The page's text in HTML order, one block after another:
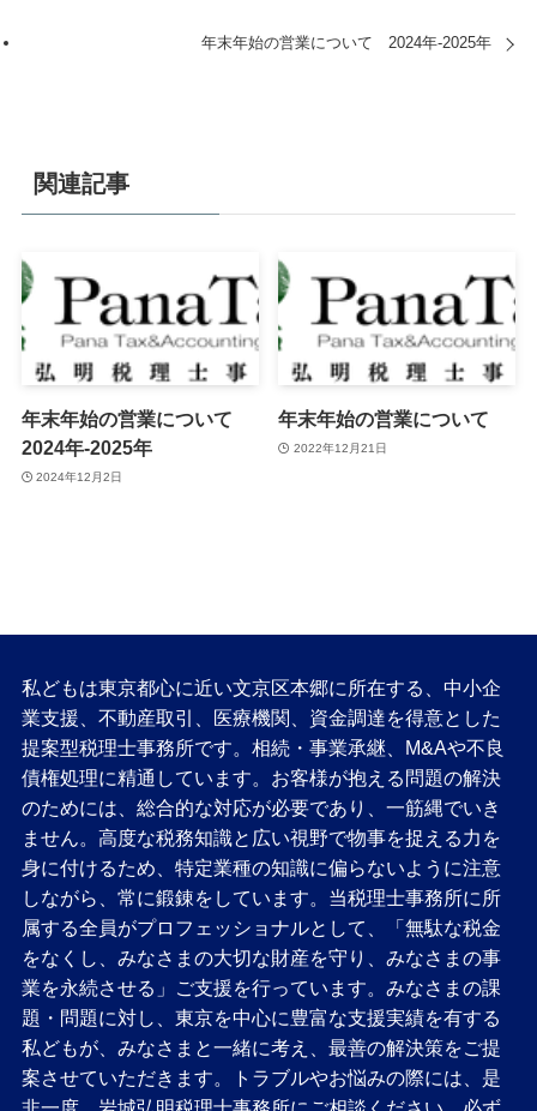
年末年始の営業について 2024年-2025年
関連記事
年末年始の営業について
2024年-2025年
2024年12月2日
年末年始の営業について
2022年12月21日
私どもは東京都心に近い文京区本郷に所在する、中小企
業支援、不動産取引、医療機関、資金調達を得意とした
提案型税理士事務所です。相続・事業承継、M&Aや不良
債権処理に精通しています。お客様が抱える問題の解決
のためには、総合的な対応が必要であり、一筋縄でいき
ません。高度な税務知識と広い視野で物事を捉える力を
身に付けるため、特定業種の知識に偏らないように注意
しながら、常に鍛錬をしています。当税理士事務所に所
属する全員がプロフェッショナルとして、「無駄な税金
をなくし、みなさまの大切な財産を守り、みなさまの事
業を永続させる」ご支援を行っています。みなさまの課
題・問題に対し、東京を中心に豊富な支援実績を有する
私どもが、みなさまと一緒に考え、最善の解決策をご提
案させていただきます。トラブルやお悩みの際には、是